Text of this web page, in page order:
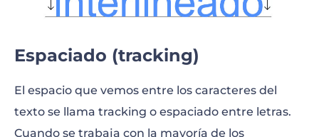
Espaciado (tracking)
El espacio que vemos entre los caracteres del
texto se llama tracking o espaciado entre letras.
Cuando se trabaja con la mayoría de los